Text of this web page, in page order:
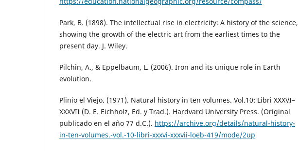
Park, B. (1898). The intellectual rise in electricity: A history of the science,
showing the growth of the electric art from the earliest times to the
present day. J. Wiley.
Pilchin, A., & Eppelbaum, L. (2006). Iron and its unique role in Earth
evolution.
Plinio el Viejo. (1971). Natural history in ten volumes. Vol.10: Libri XXXVI–
XXXVII (D. E. Eichholz, Ed. y Trad.). Hardvard University Press. (Original
publicado en el año 77 d.C.). https://archive.org/details/natural-history-
in-ten-volumes.-vol.-10-libri-xxxvi-xxxvii-loeb-419/mode/2up